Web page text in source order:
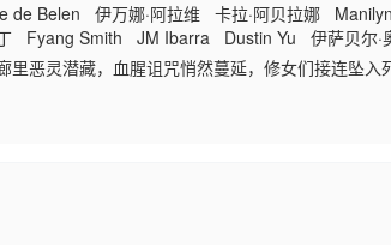
de Belen 伊万娜·阿拉维 卡拉·阿贝拉娜
Fyang Smith JM Ibarra Dustin Yu 伊萨贝尔·
卡琳娜·包蒂斯塔 Matt Lozano Althea
里恶灵潜藏，血腥诅咒悄然蔓延，修女们接连坠入
闹派对秒变屠宰场，人人沦为待宰猎物；2050年